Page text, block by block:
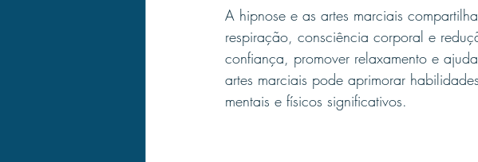
A hipnose e as artes marciais
respiração, consciência corporal e
confiança, promover relaxamento e
artes marciais pode aprimorar
mentais e físicos significativos.